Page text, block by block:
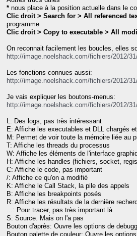
* nous place à la position actuelle dans le
Clic droit > Search for > All referenced
programme
Clic droit > Copy to executable > All
On reconnait facilement les boucles, elles
http://image.noelshack.com/fichiers/2012/
Les fonctions connues aussi:
http://image.noelshack.com/fichiers/2012/
Je vais expliquer les boutons-menus:
http://image.noelshack.com/fichiers/2012/
L: Des logs, pas très intéressant
E: Affiche les executables et DLL chargés
M: Permet de voir toute la mémoire liée au
T: Affiche les threads du processus
W: Affiche les éléments de l'interface
H: Affiche les handles (fichiers, socket,
C: Affiche le code, pas important
/: Affiche ce qu'on a modifié
K: Affiche le Call Stack, la pile des appels
B: Affiche les breakpoints posés
R: Affiche les résultats de la dernière
...: Pour tracer, pas très important là
S: Source. Mais on l'a pas
Bouton d'après: Ouvre les options de
Bouton palette de couleur: Ouvre les